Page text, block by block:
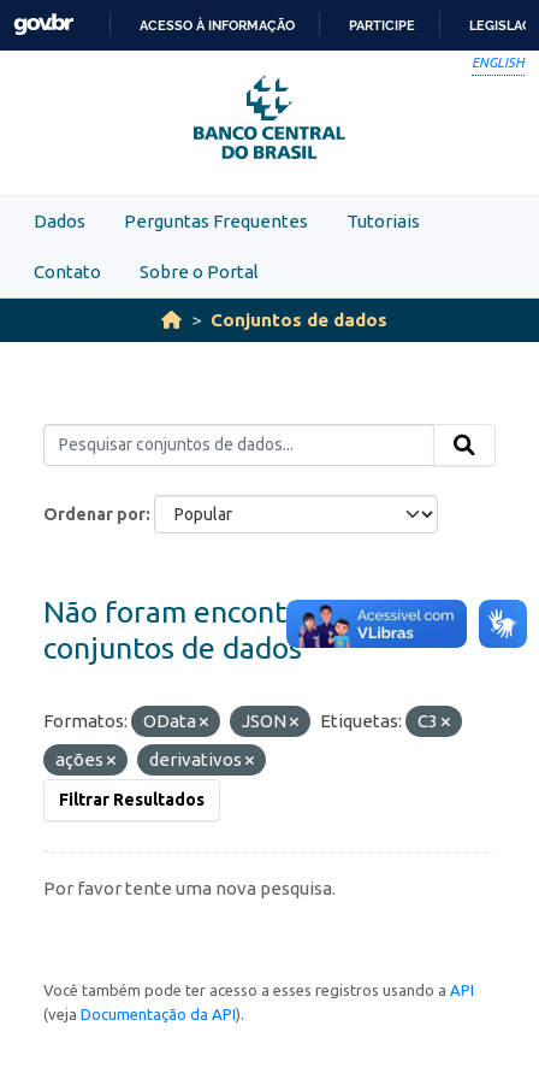
Skip to main content
PARA
O
CONTEÚDO
ACESSO À INFORMAÇÃO PARTICIPE
ENGLISH
Dados Perguntas Frequentes Tutoriais
Contato Sobre o Portal
Conjuntos de dados
Ordenar por
Não foram encontrados
conjuntos de dados
Formatos: OData JSON Etiquetas:
C3
ações
derivativos
Filtrar Resultados
Por favor tente uma nova pesquisa.
Você também pode ter acesso a esses registros usando a API
(veja Documentação da API).